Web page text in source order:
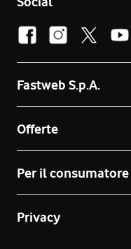
Fastweb S.p.A.
Offerte
Per il consumatore
Privacy